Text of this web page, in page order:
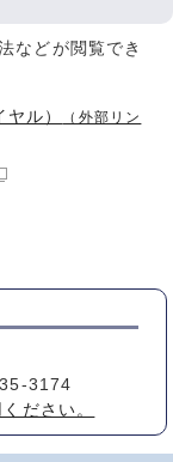
などが閲覧でき
ル）
（外部リン
3174
ださい。